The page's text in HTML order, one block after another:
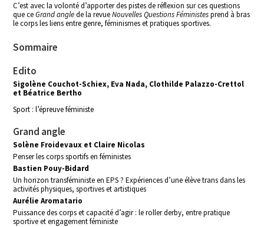
C’est avec la volonté d’apporter des pistes de réflexion sur ces questions
que ceGrand anglede la revueNouvelles Questions Féministesprend à bras
le corps les liens entre genre, féminismes et pratiques sportives.
Sommaire
Edito
Sigolène Couchot-Schiex, Eva Nada, Clothilde Palazzo-Crettol
et Béatrice Bertho
Sport : l’épreuve féministe
Grand angle
Solène Froidevaux et Claire Nicolas
Penser les corps sportifs en féministes
Bastien Pouy-Bidard
Un horizon transféministe en EPS ? Expériences d’une élève trans dans les
activités physiques, sportives et artistiques
Aurélie Aromatario
Puissance des corps et capacité d’agir : le roller derby, entre pratique
sportive et engagement féministe